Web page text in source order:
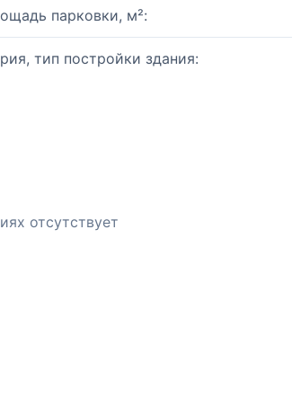
парковки, м²:
тип постройки здания:
отсутствует